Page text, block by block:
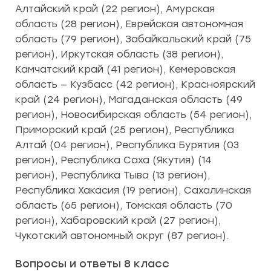
Алтайский край (22 регион), Амурская
область (28 регион), Еврейская автономная
область (79 регион), Забайкальский край (75
регион), Иркутская область (38 регион),
Камчатский край (41 регион), Кемеровская
область — Кузбасс (42 регион), Красноярский
край (24 регион), Магаданская область (49
регион), Новосибирская область (54 регион),
Приморский край (25 регион), Республика
Алтай (04 регион), Республика Бурятия (03
регион), Республика Саха (Якутия) (14
регион), Республика Тыва (13 регион),
Республика Хакасия (19 регион), Сахалинская
область (65 регион), Томская область (70
регион), Хабаровский край (27 регион),
Чукотский автономный округ (87 регион).
Вопросы и ответы 8 класс